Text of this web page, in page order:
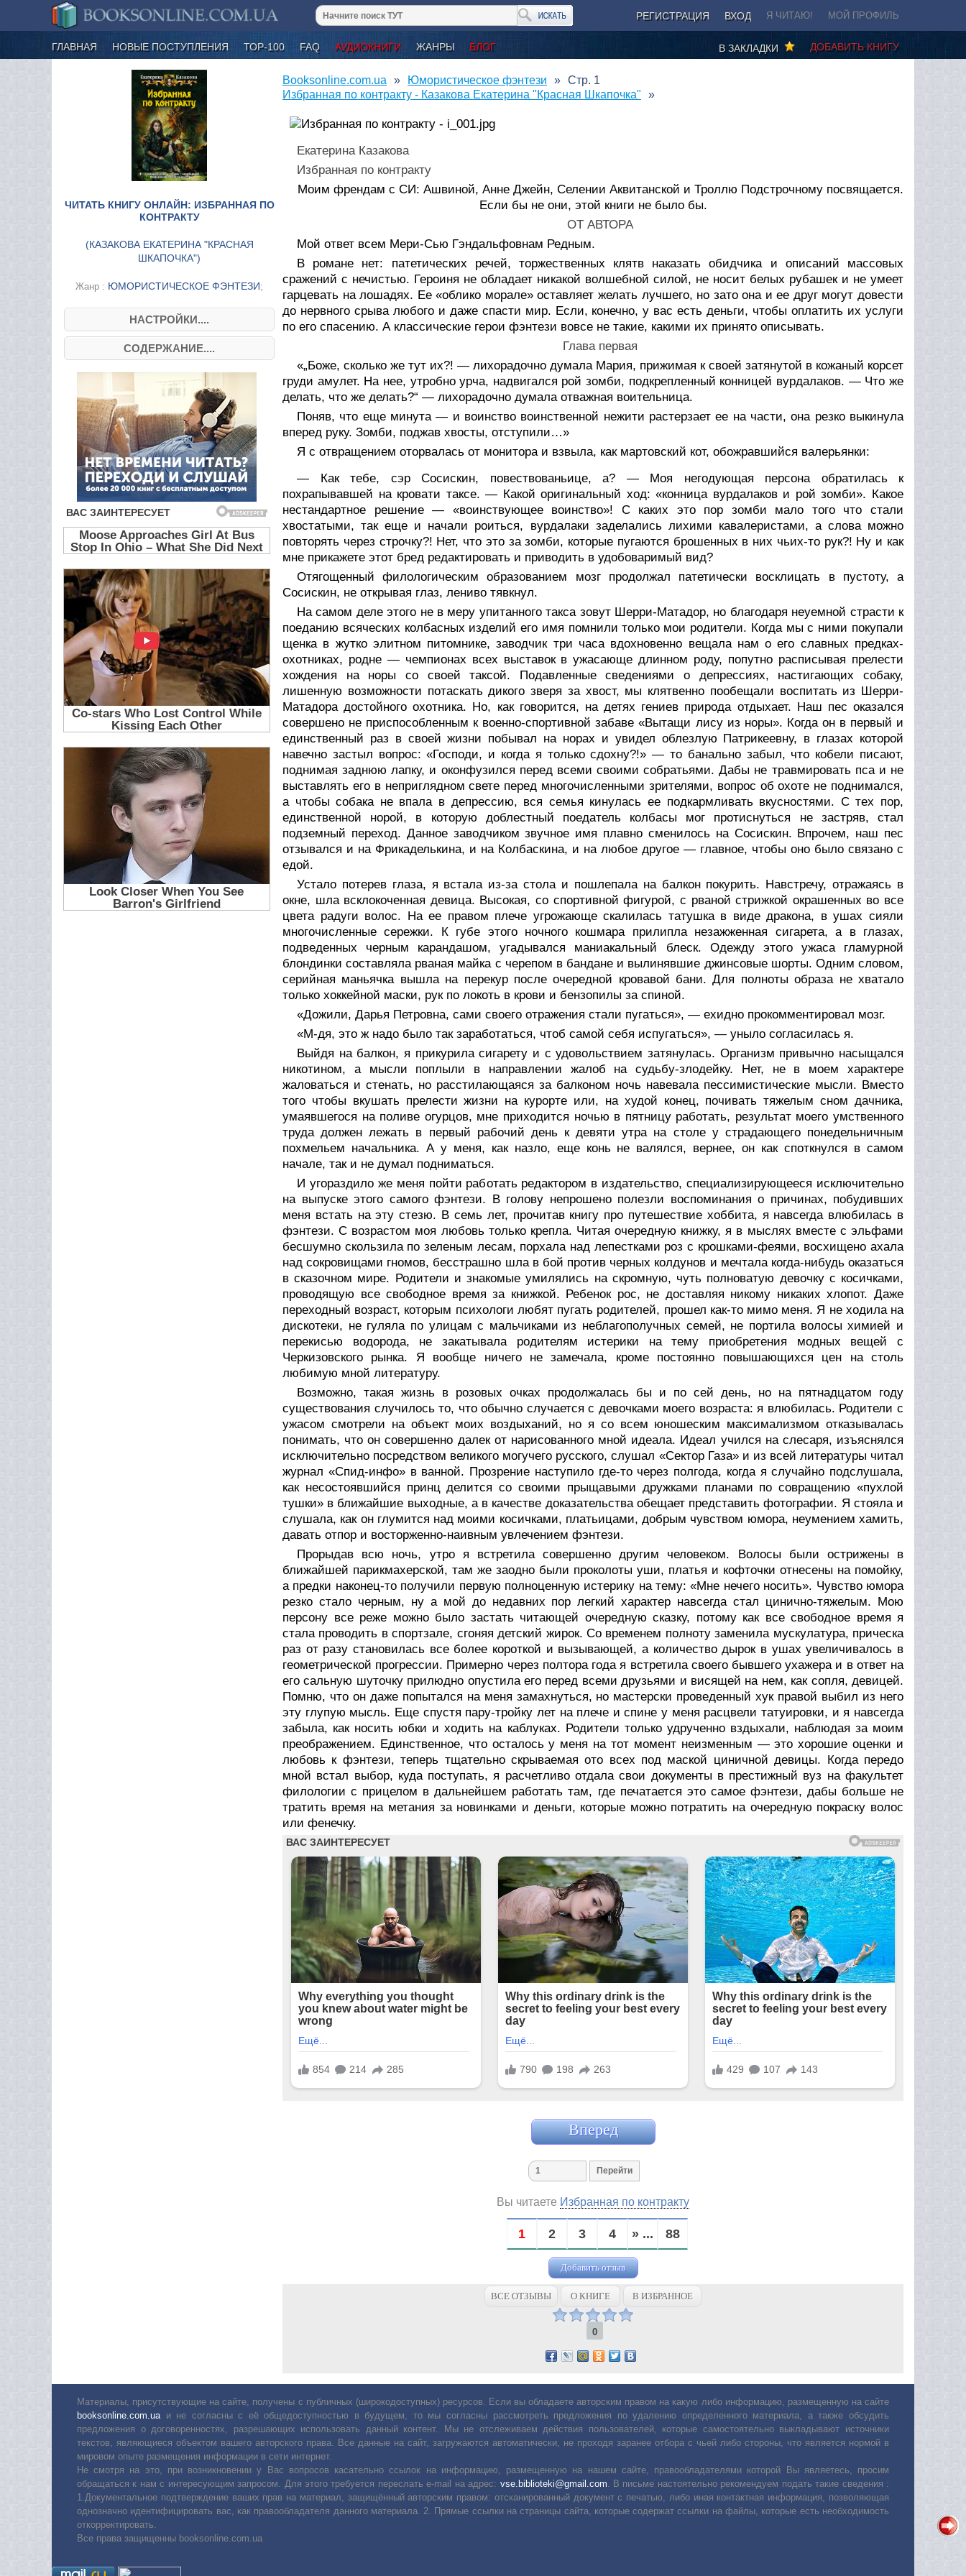
РЕГИСТРАЦИЯ ВХОД Я ЧИТАЮ! МОЙ ПРОФИЛЬ
ГЛАВНАЯ НОВЫЕ ПОСТУПЛЕНИЯ ТОР-100 FAQ АУДИОКНИГИ ЖАНРЫ БЛОГ ДОБАВИТЬ КНИГУ
В ЗАКЛАДКИ
ЧИТАТЬ КНИГУ ОНЛАЙН: ИЗБРАННАЯ ПО
КОНТРАКТУ
(КАЗАКОВА ЕКАТЕРИНА "КРАСНАЯ
ШКАПОЧКА")
Жанр : ЮМОРИСТИЧЕСКОЕ ФЭНТЕЗИ;
НАСТРОЙКИ....
СОДЕРЖАНИЕ....
Booksonline.com.ua
Юмористическое фэнтези
Избранная по контракту - Казакова Екатерина "Красная Шкапочка"
Стр. 1
Екатерина Казакова
Избранная по контракту
Моим френдам с СИ: Ашвиной, Анне Джейн, Селении Аквитанской и Троллю Подстрочному посвящается.
Если бы не они, этой книги не было бы.
ОТ АВТОРА
Мой ответ всем Мери-Сью Гэндальфовнам Редным.
В романе нет: патетических речей, торжественных клятв наказать обидчика и описаний массовых
сражений с нечистью. Героиня не обладает никакой волшебной силой, не носит белых рубашек и не умеет
гарцевать на лошадях. Ее «облико морале» оставляет желать лучшего, но зато она и ее друг могут довести
до нервного срыва любого и даже спасти мир. Если, конечно, у вас есть деньги, чтобы оплатить их услуги
по его спасению. А классические герои фэнтези вовсе не такие, какими их принято описывать.
Глава первая
«„Боже, сколько же тут их?! — лихорадочно думала Мария, прижимая к своей затянутой в кожаный корсет
груди амулет. На нее, утробно урча, надвигался рой зомби, подкрепленный конницей вурдалаков. — Что же
делать, что же делать?“ — лихорадочно думала отважная воительница.
Поняв, что еще минута — и воинство воинственной нежити растерзает ее на части, она резко выкинула
вперед руку. Зомби, поджав хвосты, отступили…»
Я с отвращением оторвалась от монитора и взвыла, как мартовский кот, обожравшийся валерьянки:
— Как тебе, сэр Сосискин, повествованьице, а? — Моя негодующая персона обратилась к
похрапывавшей на кровати таксе. — Какой оригинальный ход: «конница вурдалаков и рой зомби». Какое
нестандартное решение — «воинствующее воинство»! С каких это пор зомби мало того что стали
хвостатыми, так еще и начали роиться, вурдалаки заделались лихими кавалеристами, а слова можно
повторять через строчку?! Нет, что это за зомби, которые пугаются брошенных в них чьих-то рук?! Ну и как
мне прикажете этот бред редактировать и приводить в удобоваримый вид?
Отягощенный филологическим образованием мозг продолжал патетически восклицать в пустоту, а
Сосискин, не открывая глаз, лениво тявкнул.
На самом деле этого не в меру упитанного такса зовут Шерри-Матадор, но благодаря неуемной страсти к
поеданию всяческих колбасных изделий его имя помнили только мои родители. Когда мы с ними покупали
щенка в жутко элитном питомнике, заводчик три часа вдохновенно вещала нам о его славных предках-
охотниках, родне — чемпионах всех выставок в ужасающе длинном роду, попутно расписывая прелести
хождения на норы со своей таксой. Подавленные сведениями о депрессиях, настигающих собаку,
лишенную возможности потаскать дикого зверя за хвост, мы клятвенно пообещали воспитать из Шерри-
Матадора достойного охотника. Но, как говорится, на детях гениев природа отдыхает. Наш пес оказался
совершено не приспособленным к военно-спортивной забаве «Вытащи лису из норы». Когда он в первый и
единственный раз в своей жизни побывал на норах и увидел облезлую Патрикеевну, в глазах которой
навечно застыл вопрос: «Господи, и когда я только сдохну?!» — то банально забыл, что кобели писают,
поднимая заднюю лапку, и оконфузился перед всеми своими собратьями. Дабы не травмировать пса и не
выставлять его в неприглядном свете перед многочисленными зрителями, вопрос об охоте не поднимался,
а чтобы собака не впала в депрессию, вся семья кинулась ее подкармливать вкусностями. С тех пор,
единственной норой, в которую доблестный поедатель колбасы мог протиснуться не застряв, стал
подземный переход. Данное заводчиком звучное имя плавно сменилось на Сосискин. Впрочем, наш пес
отзывался и на Фрикаделькина, и на Колбаскина, и на любое другое — главное, чтобы оно было связано с
едой.
Устало потерев глаза, я встала из-за стола и пошлепала на балкон покурить. Навстречу, отражаясь в
окне, шла всклокоченная девица. Высокая, со спортивной фигурой, с рваной стрижкой окрашенных во все
цвета радуги волос. На ее правом плече угрожающе скалилась татушка в виде дракона, в ушах сияли
многочисленные сережки. К губе этого ночного кошмара прилипла незажженная сигарета, а в глазах,
подведенных черным карандашом, угадывался маниакальный блеск. Одежду этого ужаса гламурной
блондинки составляла рваная майка с черепом в бандане и вылинявшие джинсовые шорты. Одним словом,
серийная маньячка вышла на перекур после очередной кровавой бани. Для полноты образа не хватало
только хоккейной маски, рук по локоть в крови и бензопилы за спиной.
«Дожили, Дарья Петровна, сами своего отражения стали пугаться», — ехидно прокомментировал мозг.
«М-дя, это ж надо было так заработаться, чтоб самой себя испугаться», — уныло согласилась я.
Выйдя на балкон, я прикурила сигарету и с удовольствием затянулась. Организм привычно насыщался
никотином, а мысли поплыли в направлении жалоб на судьбу-злодейку. Нет, не в моем характере
жаловаться и стенать, но расстилающаяся за балконом ночь навевала пессимистические мысли. Вместо
того чтобы вкушать прелести жизни на курорте или, на худой конец, почивать тяжелым сном дачника,
умаявшегося на поливе огурцов, мне приходится ночью в пятницу работать, результат моего умственного
труда должен лежать в первый рабочий день к девяти утра на столе у страдающего понедельничным
похмельем начальника. А у меня, как назло, еще конь не валялся, вернее, он как споткнулся в самом
начале, так и не думал подниматься.
И угораздило же меня пойти работать редактором в издательство, специализирующееся исключительно
на выпуске этого самого фэнтези. В голову непрошено полезли воспоминания о причинах, побудивших
меня встать на эту стезю. В семь лет, прочитав книгу про путешествие хоббита, я навсегда влюбилась в
фэнтези. С возрастом моя любовь только крепла. Читая очередную книжку, я в мыслях вместе с эльфами
бесшумно скользила по зеленым лесам, порхала над лепестками роз с крошками-феями, восхищено ахала
над сокровищами гномов, бесстрашно шла в бой против черных колдунов и мечтала когда-нибудь оказаться
в сказочном мире. Родители и знакомые умилялись на скромную, чуть полноватую девочку с косичками,
проводящую все свободное время за книжкой. Ребенок рос, не доставляя никому никаких хлопот. Даже
переходный возраст, которым психологи любят пугать родителей, прошел как-то мимо меня. Я не ходила на
дискотеки, не гуляла по улицам с мальчиками из неблагополучных семей, не портила волосы химией и
перекисью водорода, не закатывала родителям истерики на тему приобретения модных вещей с
Черкизовского рынка. Я вообще ничего не замечала, кроме постоянно повышающихся цен на столь
любимую мной литературу.
Возможно, такая жизнь в розовых очках продолжалась бы и по сей день, но на пятнадцатом году
существования случилось то, что обычно случается с девочками моего возраста: я влюбилась. Родители с
ужасом смотрели на объект моих воздыханий, но я со всем юношеским максимализмом отказывалась
понимать, что он совершенно далек от нарисованного мной идеала. Идеал учился на слесаря, изъяснялся
исключительно посредством великого могучего русского, слушал «Сектор Газа» и из всей литературы читал
журнал «Спид-инфо» в ванной. Прозрение наступило где-то через полгода, когда я случайно подслушала,
как несостоявшийся принц делится со своими прыщавыми дружками планами по совращению «пухлой
тушки» в ближайшие выходные, а в качестве доказательства обещает представить фотографии. Я стояла и
слушала, как он глумится над моими косичками, платьицами, добрым чувством юмора, неумением хамить,
давать отпор и восторженно-наивным увлечением фэнтези.
Прорыдав всю ночь, утро я встретила совершенно другим человеком. Волосы были острижены в
ближайшей парикмахерской, там же заодно были проколоты уши, платья и кофточки отнесены на помойку,
а предки наконец-то получили первую полноценную истерику на тему: «Мне нечего носить». Чувство юмора
резко стало черным, ну а мой до недавних пор легкий характер навсегда стал цинично-тяжелым. Мою
персону все реже можно было застать читающей очередную сказку, потому как все свободное время я
стала проводить в спортзале, сгоняя детский жирок. Со временем полноту заменила мускулатура, прическа
раз от разу становилась все более короткой и вызывающей, а количество дырок в ушах увеличивалось в
геометрической прогрессии. Примерно через полтора года я встретила своего бывшего ухажера и в ответ на
его сальную шуточку прилюдно опустила его перед всеми друзьями и висящей на нем, как сопля, девицей.
Помню, что он даже попытался на меня замахнуться, но мастерски проведенный хук правой выбил из него
эту глупую мысль. Еще спустя пару-тройку лет на плече и спине у меня расцвели татуировки, и я навсегда
забыла, как носить юбки и ходить на каблуках. Родители только удрученно вздыхали, наблюдая за моим
преображением. Единственное, что осталось у меня на тот момент неизменным — это хорошие оценки и
любовь к фэнтези, теперь тщательно скрываемая ото всех под маской циничной девицы. Когда передо
мной встал выбор, куда поступать, я расчетливо отдала свои документы в престижный вуз на факультет
филологии с прицелом в дальнейшем работать там, где печатается это самое фэнтези, дабы больше не
тратить время на метания за новинками и деньги, которые можно потратить на очередную покраску волос
или фенечку.
Вперед
Вы читаете Избранная по контракту
1 2 3 4 » ... 88
Добавить отзыв
ВСЕ ОТЗЫВЫ О КНИГЕ В ИЗБРАННОЕ
0
Материалы, присутствующие на сайте, получены с публичных (широкодоступных) ресурсов. Если вы обладаете авторским правом на какую либо информацию, размещенную на сайте
booksonline.com.ua и не согласны с её общедоступностью в будущем, то мы согласны рассмотреть предложения по удалению определенного материала, а также обсудить
предложения о договоренностях, разрешающих использовать данный контент. Мы не отслеживаем действия пользователей, которые самостоятельно выкладывают источники
текстов, являющиеся объектом вашего авторского права. Все данные на сайт, загружаются автоматически, не проходя заранее отбора с чьей либо стороны, что является нормой в
мировом опыте размещения информации в сети интернет.
Не смотря на это, при возникновении у Вас вопросов касательно ссылок на информацию, размещенную на нашем сайте, правообладателями которой Вы являетесь, просим
обращаться к нам с интересующим запросом. Для этого требуется переслать е-mail на адрес: vse.biblioteki@gmail.com . В письме настоятельно рекомендуем подать такие сведения :
1.Документальное подтверждение ваших прав на материал, защищённый авторским правом: отсканированный документ с печатью, либо иная контактная информация, позволяющая
однозначно идентифицировать вас, как правообладателя данного материала. 2. Прямые ссылки на страницы сайта, которые содержат ссылки на файлы, которые есть необходимость
откорректировать.
Все права защищенны booksonline.com.ua